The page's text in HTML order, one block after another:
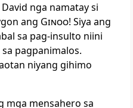
nga namatay si
ang Ginoo! Siya ang
sa pag-insulto niini
pagpanimalos.
niyang gihimo
mga mensahero sa